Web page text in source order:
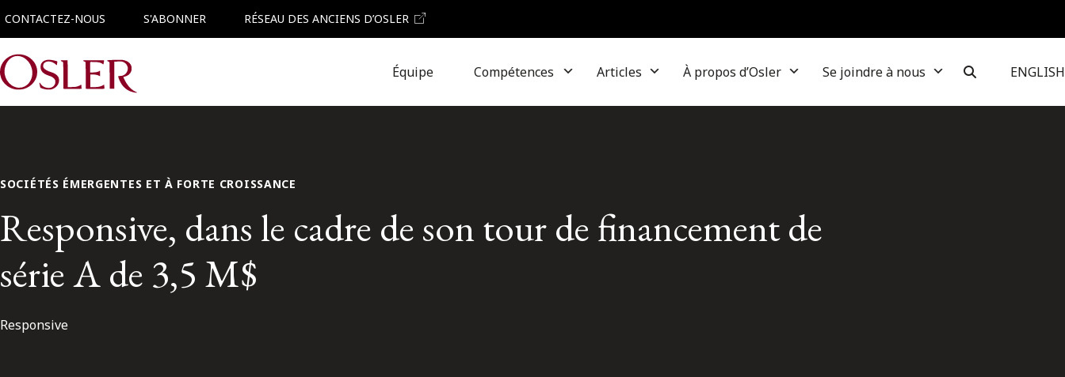
CONTACTEZ-NOUS S'ABONNER RÉSEAU DES ANCIENS D’OSLER
Main Navigation Équipe Compétences Articles À propos d’Osler Se joindre à nous ENGLISH
SOCIÉTÉS ÉMERGENTES ET À FORTE CROISSANCE
Responsive, dans le cadre de son tour de financement de
série A de 3,5 M$
Responsive